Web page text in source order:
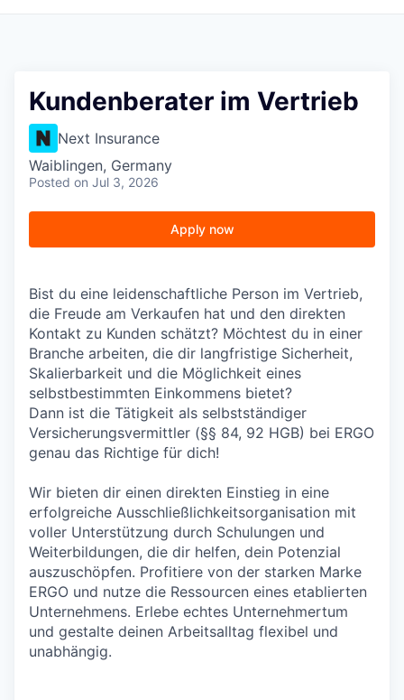
Kundenberater im Vertrieb
Next Insurance
Waiblingen, Germany
Posted on Jul 3, 2026
Apply now
Bist du eine leidenschaftliche Person im Vertrieb,
die Freude am Verkaufen hat und den direkten
Kontakt zu Kunden schätzt? Möchtest du in einer
Branche arbeiten, die dir langfristige Sicherheit,
Skalierbarkeit und die Möglichkeit eines
selbstbestimmten Einkommens bietet?
Dann ist die Tätigkeit als selbstständiger
Versicherungsvermittler (§§ 84, 92 HGB) bei ERGO
genau das Richtige für dich!
Wir bieten dir einen direkten Einstieg in eine
erfolgreiche Ausschließlichkeitsorganisation mit
voller Unterstützung durch Schulungen und
Weiterbildungen, die dir helfen, dein Potenzial
auszuschöpfen. Profitiere von der starken Marke
ERGO und nutze die Ressourcen eines etablierten
Unternehmens. Erlebe echtes Unternehmertum
und gestalte deinen Arbeitsalltag flexibel und
unabhängig.